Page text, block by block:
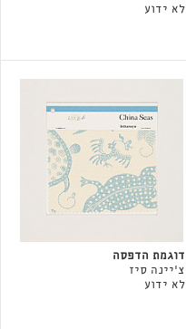
לא ידוע
דוגמת הדפסה
צ'יינה סיז
לא ידוע